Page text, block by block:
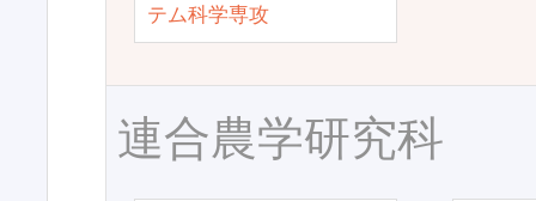
テム科学専攻
連合農学研究科